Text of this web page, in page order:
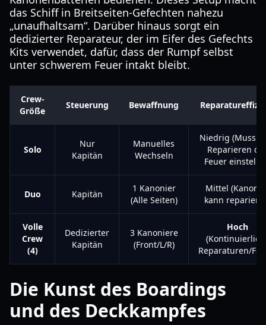
das Schiff in Breitseiten-Gefechten nahezu
„unaufhaltsam“. Darüber hinaus sorgt ein
dedizierter Reparateur, der im Eifer des Gefechts
Kits verwendet, dafür, dass der Rumpf selbst
unter schwerem Feuer intakt bleibt.
Crew-
Größe
Steuerung Bewaffnung
Solo
Nur
Kapitän
Manuelles
Wechseln
Niedrig (Muss
Reparieren
Feuer
Duo Kapitän
1 Kanonier
(Alle Seiten)
Mittel
kann
Volle
Crew
(4)
Dedizierter
Kapitän
3 Kanoniere
(Front/L/R)
Hoch
Reparaturen/
Die Kunst des Boardings
und des Deckkampfes